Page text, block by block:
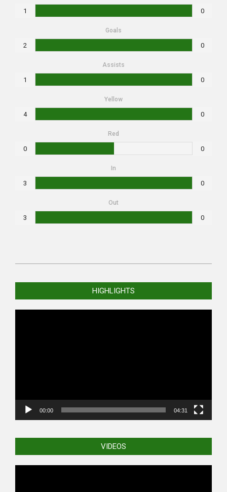
1 0
Goals
2 0
Assists
1 0
Yellow
4 0
Red
0 0
In
3 0
Out
3 0
10-
HIGHLIGHTS
00:00 04:31
VIDEOS